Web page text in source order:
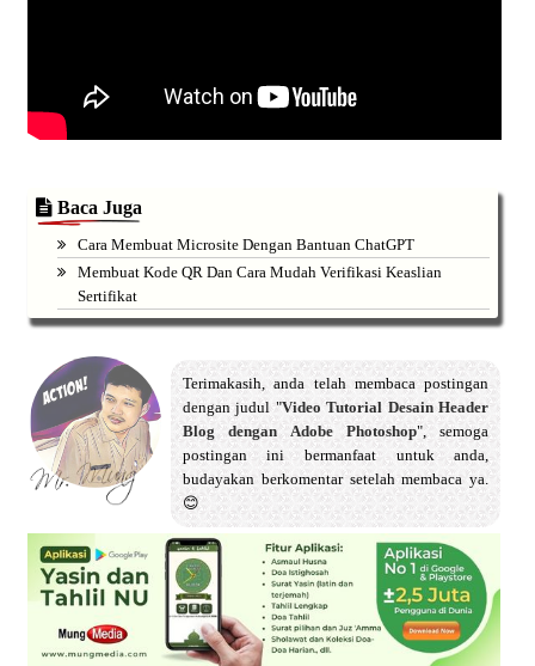
Baca Juga
Cara Membuat Microsite Dengan Bantuan ChatGPT
Membuat Kode QR Dan Cara Mudah Verifikasi Keaslian
Sertifikat
Terimakasih, anda telah membaca postingan
dengan judul "Video Tutorial Desain Header
Blog dengan Adobe Photoshop", semoga
postingan ini bermanfaat untuk anda,
budayakan berkomentar setelah membaca ya.
😊